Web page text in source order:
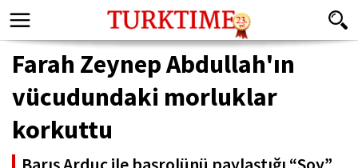
Farah Zeynep Abdullah'ın
vücudundaki morluklar
korkuttu